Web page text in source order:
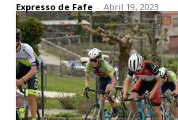
Expresso de Fafe - Abril 19, 2023